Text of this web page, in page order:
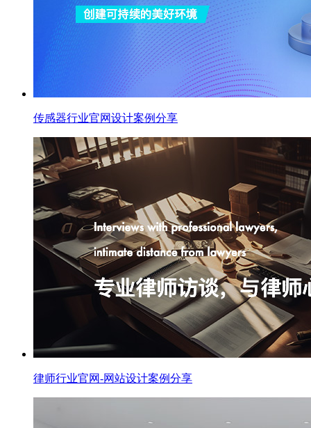
传感器行业官网设计案例分享
律师行业官网-网站设计案例分享